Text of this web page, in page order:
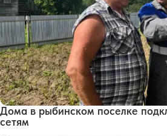
Дома в рыбинском поселке
сетям